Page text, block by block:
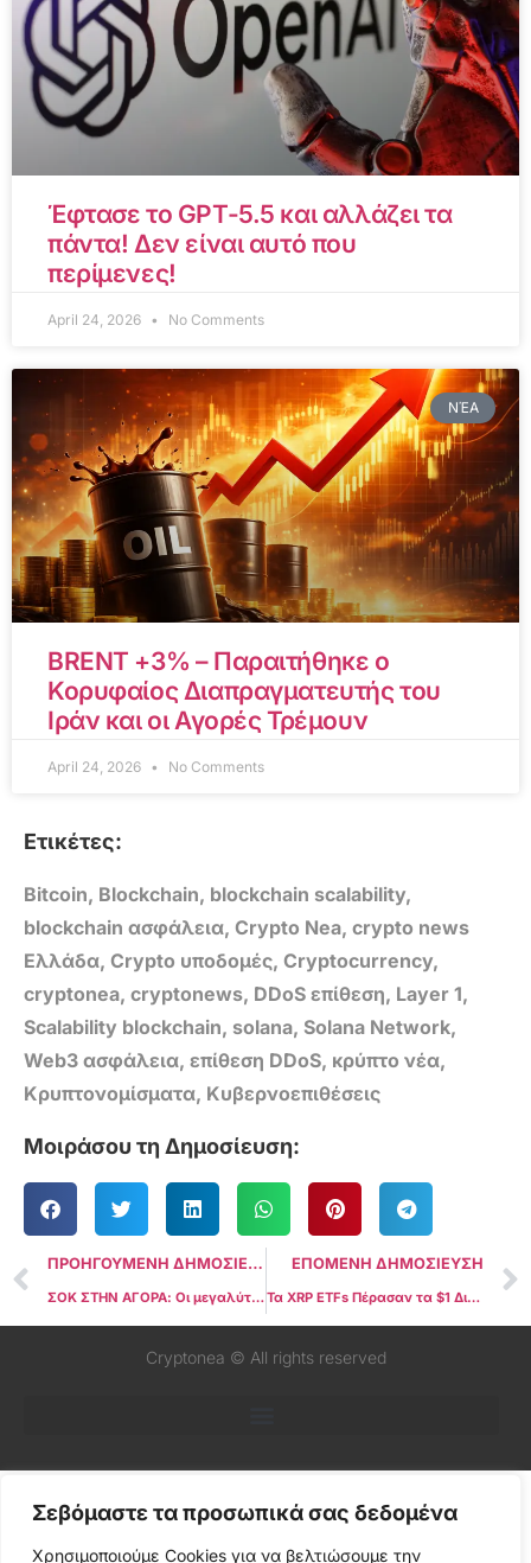
Σεβόμαστε τα προσωπικά σας δεδομένα
Χρησιμοποιούμε Cookies για να βελτιώσουμε την
Έφτασε το GPT-5.5 και αλλάζει τα
πάντα! Δεν είναι αυτό που
περίμενες!
April 24, 2026 No Comments
ΝΈΑ
BRENT +3% – Παραιτήθηκε ο
Κορυφαίος Διαπραγματευτής του
Ιράν και οι Αγορές Τρέμουν
April 24, 2026 No Comments
Ετικέτες:
Bitcoin, Blockchain, blockchain scalability,
blockchain ασφάλεια, Crypto Nea, crypto news
Ελλάδα, Crypto υποδομές, Cryptocurrency,
cryptonea, cryptonews, DDoS επίθεση, Layer 1,
Scalability blockchain, solana, Solana Network,
Web3 ασφάλεια, επίθεση DDoS, κρύπτο νέα,
Κρυπτονομίσματα, Κυβερνοεπιθέσεις
Μοιράσου τη Δημοσίευση:
ΠΡΟΗΓΟΥΜΕΝΗ ΔΗΜΟΣΙΕΥΣΗ
ΣΟΚ ΣΤΗΝ ΑΓΟΡΑ: Οι μεγαλύτεροι κάτοχοι Bitcoin στον κόσμο – Μία εταιρεία ελέγχει πάνω από το 3% όλων των BTC
ΕΠΟΜΕΝΗ ΔΗΜΟΣΙΕΥΣΗ
Τα XRP ETFs Πέρασαν τα $1 Δισεκατομμύριο σε Εισροές – Τι Σημαίνει για την Αγορά;
Cryptonea © All rights reserved